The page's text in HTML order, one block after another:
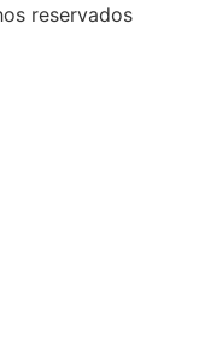
reservados